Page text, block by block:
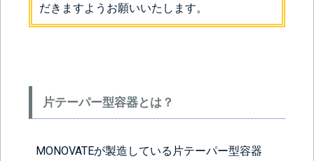
だきますようお願いいたします。
片テーパー型容器とは？
MONOVATEが製造している片テーパー型容器